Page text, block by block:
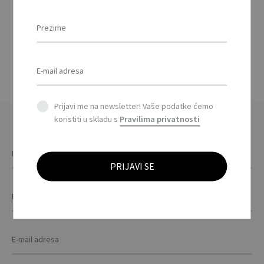
This
The
options
be
chosen
on
page
Prijavi me na newsletter! Vaše podatke ćemo
koristiti u skladu s Pravilima privatnosti